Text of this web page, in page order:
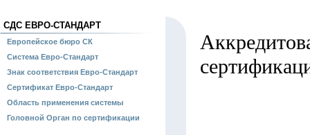
СДС ЕВРО-СТАНДАРТ
Европейское бюро СК
Система Евро-Стандарт
Знак соответствия Евро-Стандарт
Сертификат Евро-Стандарт
Область применения системы
Головной Орган по сертификации